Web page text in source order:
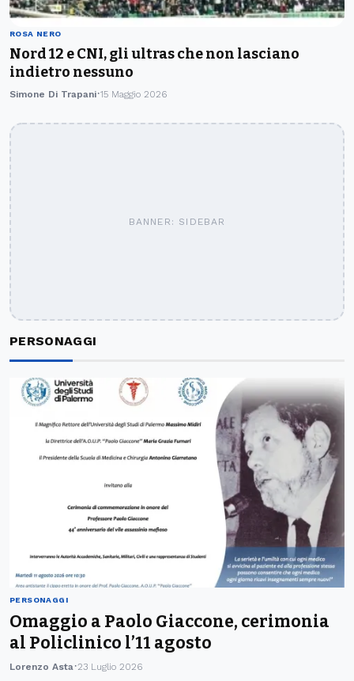
ROSA NERO
Nord 12 e CNI, gli ultras che non lasciano
indietro nessuno
Simone Di Trapani 15 Maggio 2026
BANNER: SIDEBAR
PERSONAGGI
PERSONAGGI
Omaggio a Paolo Giaccone, cerimonia
al Policlinico l’11 agosto
Lorenzo Asta 23 Luglio 2026